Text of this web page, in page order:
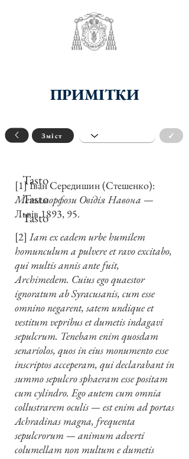
ПРИМІТКИ
Зміст ✓
[1] Іван Середишин (Стешенко):
Метаморфози Овідія Навона —
Львів 1893, 95.
[2] Iam ex eadem urbe humilem
homunculum a pulvere et ravo excitabo,
qui multis annis ante fuit,
Archimedem. Cuius ego quaestor
ignoratum ab Syracusanis, cum esse
omnino negarent, satem undique et
vestitum vepribus et dumetis indagavi
sepulcrum. Tenebam enim quosdam
senariolos, quos in eius monumento esse
inscriptos acceperam, qui declarabant in
summo sepulcro sphaeram esse positam
cum cylindro. Ego autem cum omnia
collustrarem oculis — est enim ad portas
Achradinas magna, frequenta
sepulcrorum — animum adverti
columellam non multum e dumetis
Tasto
Tasto
Tasto